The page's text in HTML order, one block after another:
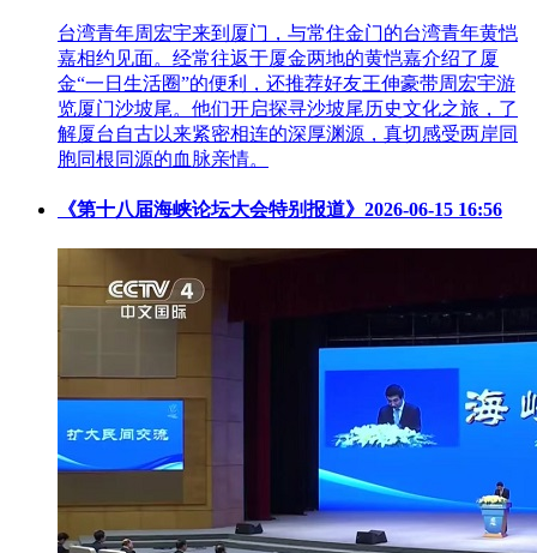
台湾青年周宏宇来到厦门，与常住金门的台湾青年黄恺
嘉相约见面。经常往返于厦金两地的黄恺嘉介绍了厦
金“一日生活圈”的便利，还推荐好友王伸豪带周宏宇游
览厦门沙坡尾。他们开启探寻沙坡尾历史文化之旅，了
解厦台自古以来紧密相连的深厚渊源，真切感受两岸同
胞同根同源的血脉亲情。
《第十八届海峡论坛大会特别报道》 2026-06-15 16:56